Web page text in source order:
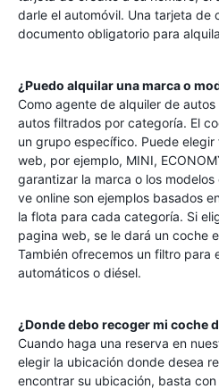
darle el automóvil. Una tarjeta de
documento obligatorio para
¿Puedo alquilar una marca o
Como agente de alquiler de
autos filtrados por categoría. El
un grupo específico. Puede
web, por ejemplo, MINI,
garantizar la marca o los
ve online son ejemplos basados
la flota para cada categoría. Si
pagina web, se le dará un coche
También ofrecemos un filtro para
automáticos o diésel.
¿Donde debo recoger mi coche
Cuando haga una reserva en
elegir la ubicación donde desea
encontrar su ubicación, basta